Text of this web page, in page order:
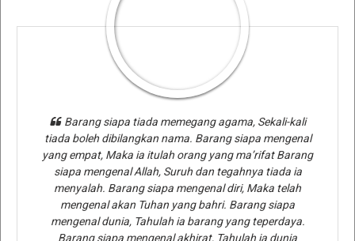
Barang siapa tiada memegang agama, Sekali-kali
tiada boleh dibilangkan nama. Barang siapa mengenal
yang empat, Maka ia itulah orang yang ma’rifat Barang
siapa mengenal Allah, Suruh dan tegahnya tiada ia
menyalah. Barang siapa mengenal diri, Maka telah
mengenal akan Tuhan yang bahri. Barang siapa
mengenal dunia, Tahulah ia barang yang teperdaya.
Barang siapa mengenal akhirat, Tahulah ia dunia